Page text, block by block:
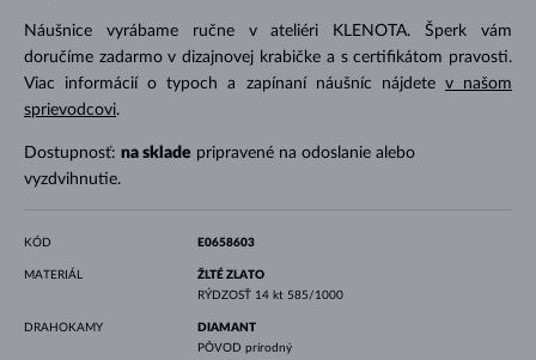
Náušnice vyrábame ručne v ateliéri KLENOTA. Šperk vám
doručíme zadarmo v dizajnovej krabičke a s certifikátom pravosti.
Viac informácií o typoch a zapínaní náušníc nájdete v našom
sprievodcovi.
Dostupnosť: na sklade pripravené na odoslanie alebo
vyzdvihnutie.
KÓD E0658603
MATERIÁL
ŽLTÉ ZLATO
RÝDZOSŤ 14 kt 585/1000
DRAHOKAMY
DIAMANT
PÔVOD prírodný